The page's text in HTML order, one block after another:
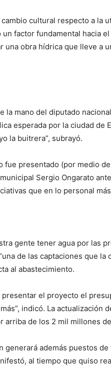
cultural respecto a la
factor fundamental hacia
una obra hídrica que lleve a
la mano del diputado
esperada por la ciudad de
la buitrera”, subrayó.
fue presentado (por medio
Sergio Ongarato
que en lo personal
gente tener agua por las
de las captaciones que la
al abastecimiento.
el proyecto el
indicó. La actualización
de los 2 mil millones
generará además puestos
al tiempo que quiso